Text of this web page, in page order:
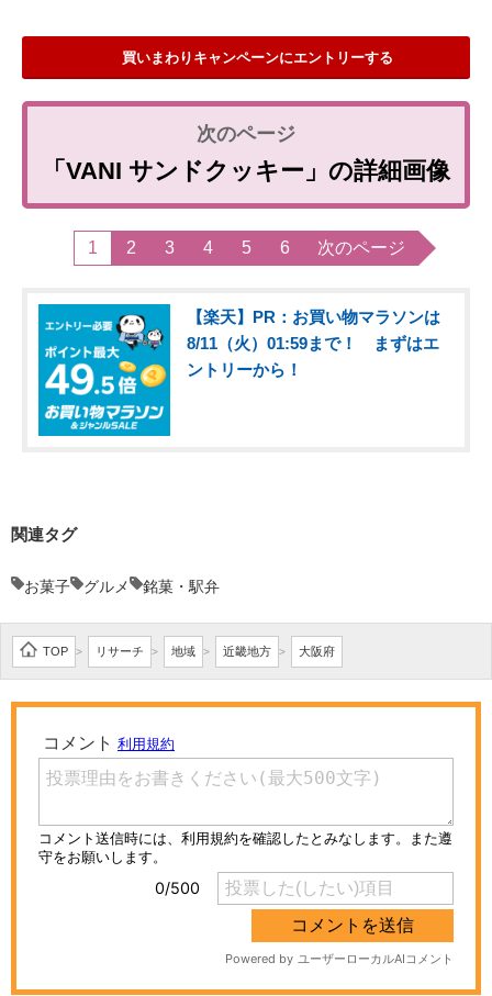
買いまわりキャンペーンにエントリーする
「VANI サンドクッキー」の詳細画像
1 2 3 4 5 6 次のページ
【楽天】PR：お買い物マラソンは
8/11（火）01:59まで！ まずはエ
ントリーから！
関連タグ
お菓子 グルメ 銘菓・駅弁
TOP > リサーチ > 地域 > 近畿地方 > 大阪府